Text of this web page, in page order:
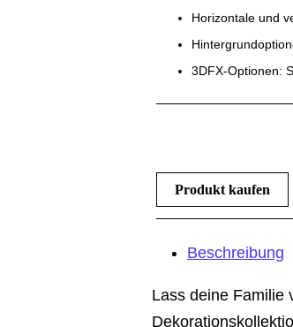
Horizontale und
3DFX-Optionen:
Produkt kaufen
Beschreibung
Lass deine Familie